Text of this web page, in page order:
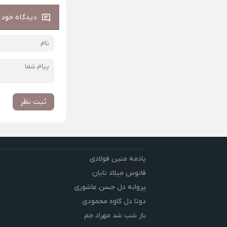
دیدگاه خود
ثبت نظر
یادمه متین فولادی
فانوس میلاد تایان
پروانه دل حسن عاشوری
دوتا دل کاوه محمودی
باز شب شد مهراد جم